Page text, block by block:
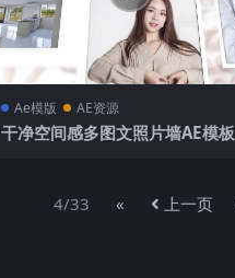
Ae模版 AE资源
干净空间感多图文照片墙AE模板
4/33 « 上一页